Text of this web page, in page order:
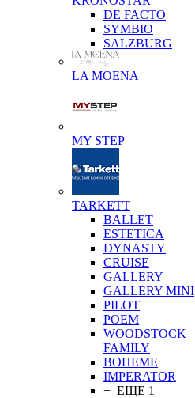
DE FACTO
SYMBIO
SALZBURG
LA MOENA
MY STEP
TARKETT
BALLET
ESTETICA
DYNASTY
CRUISE
GALLERY
GALLERY MINI
PILOT
POEM
WOODSTOCK
FAMILY
BOHEME
IMPERATOR
+ ЕЩЕ 1